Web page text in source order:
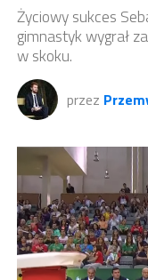
Życiowy sukces
gimnastyk wygrał
w skoku.
przez